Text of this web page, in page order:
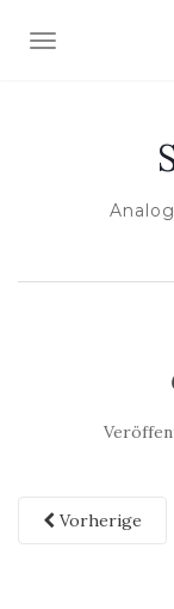
NAVIGATION
Vorherige